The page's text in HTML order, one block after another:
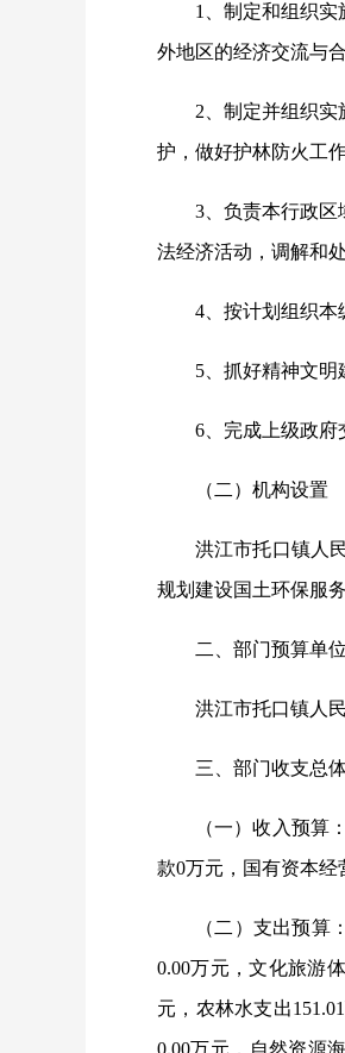
1、制定和组织
外地区的经济交流与
2、制定并组织
护，做好护林防火工作
3、负责本行政
法经济活动，调解和
4、按计划组织本
5、抓好精神文明
6、完成上级政府
（二）机构设置
洪江市托口镇人
规划建设国土环保服
二、部门预算
洪江市托口镇人
三、部门收支
（一）收入预算
款0万元，国有资
（二）支出预算
0.00万元，文化旅游
元，农林水支出
0.00万元，自然资源